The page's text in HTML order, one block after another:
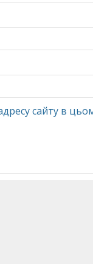
сайту в